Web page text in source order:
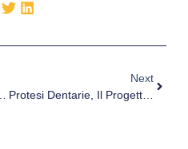
Next
Protesi Dentarie, Il Progetto Dedicato Alle Persone Indigenti